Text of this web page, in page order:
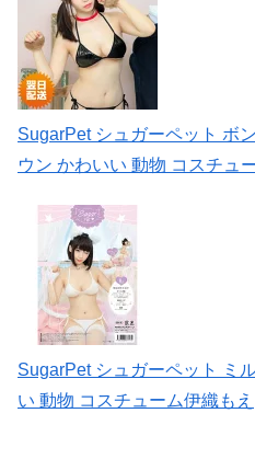
SugarPet シュガーペット ボ
ウン かわいい 動物 コスチュ
SugarPet シュガーペット ミ
い 動物 コスチューム伊織もえ